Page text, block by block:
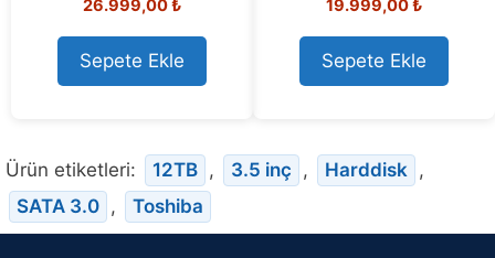
o
t
o
f
5
26.999,00₺
Sepete Ekle
o
t
o
f
5
19.999,00₺
Sepete Ekle
Ürün etiketleri: 12TB , 3.5 inç , Harddisk ,
SATA 3.0 , Toshiba